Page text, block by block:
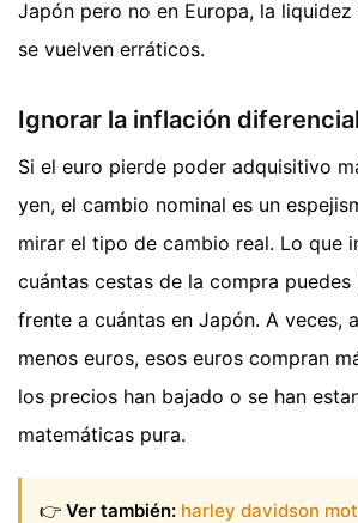
Japón pero no en Europa, la
se vuelven erráticos.
Ignorar la inflación diferencial
Si el euro pierde poder adquisitivo
yen, el cambio nominal es un
mirar el tipo de cambio real. Lo que
cuántas cestas de la compra puedes
frente a cuántas en Japón. A veces,
menos euros, esos euros compran
los precios han bajado o se han
matemáticas pura.
👉 Ver también: harley davidson